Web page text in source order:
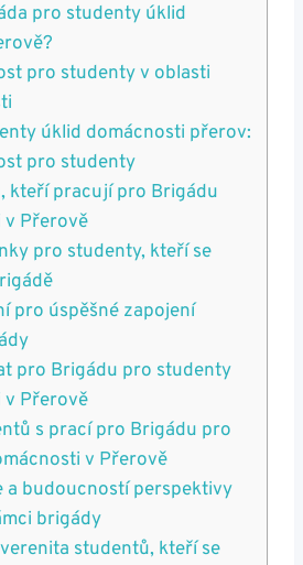
pro studenty úklid
pro studenty v oblasti
úklid domácnosti přerov:
pro studenty
kteří pracují pro Brigádu
v Přerově
pro studenty, kteří se
pro úspěšné zapojení
pro Brigádu pro studenty
v Přerově
s prací pro Brigádu pro
v Přerově
a budoucností perspektivy
brigády
studentů, kteří se